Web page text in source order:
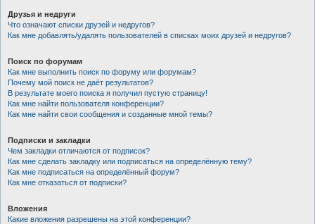
Друзья и недруги
Что означают списки друзей и недругов?
Как мне добавлять/удалять пользователей в списках моих друзей и недругов?
Поиск по форумам
Как мне выполнить поиск по форуму или форумам?
Почему мой поиск не даёт результатов?
В результате моего поиска я получил пустую страницу!
Как мне найти пользователя конференции?
Как мне найти свои сообщения и созданные мной темы?
Подписки и закладки
Чем закладки отличаются от подписок?
Как мне сделать закладку или подписаться на определённую тему?
Как мне подписаться на определённый форум?
Как мне отказаться от подписки?
Вложения
Какие вложения разрешены на этой конференции?